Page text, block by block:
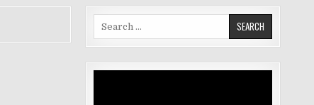
Search for: